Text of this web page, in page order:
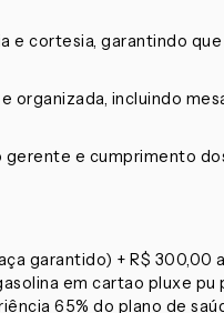
e cortesia, garantindo
organizada, incluindo
e cumprimento
garantido) + R$ 300,00
em cartao pluxe
65% do plano de